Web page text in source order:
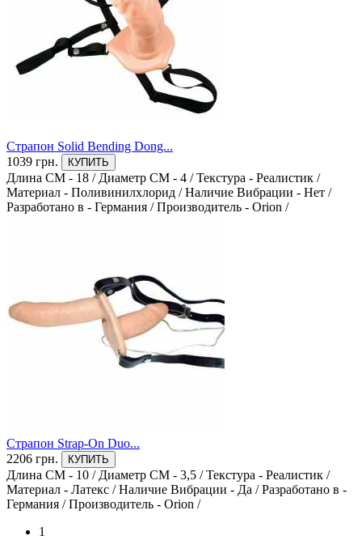
Страпон Solid Bending Dong...
1039 грн.
КУПИТЬ
Длина СМ - 18 / Диаметр СМ - 4 /Текстура - Реалистик /
Материал - Поливинилхлорид /Наличие Вибрации - Нет /
Разработано в - Германия /Производитель - Orion /
Страпон Strap-On Duo...
2206 грн.
КУПИТЬ
Длина СМ - 10 / Диаметр СМ - 3,5 /Текстура - Реалистик /
Материал - Латекс /Наличие Вибрации - Да /Разработано в -
Германия /Производитель - Orion /
1